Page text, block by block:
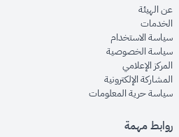
عن الهيئةopens in new window
الخدماتopens in new window
سياسة الاستخدام
سياسة الخصوصيةopens in new window
المركز الإعلاميopens in new window
المشاركة الإلكترونيةopens in new window
سياسة حرية المعلوماتopens in new window
روابط مهمة